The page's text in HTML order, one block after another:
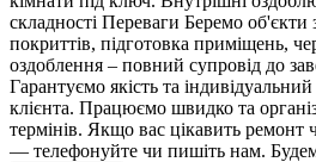
складності Переваги Беремо
покриттів, підготовка приміщень,
оздоблення – повний супровід до
Гарантуємо якість та
клієнта. Працюємо швидко та
термінів. Якщо вас цікавить ремонт
— телефонуйте чи пишіть нам.